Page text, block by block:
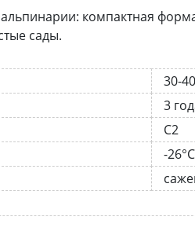
компактная
сады.
30-
3
С2
-26°C